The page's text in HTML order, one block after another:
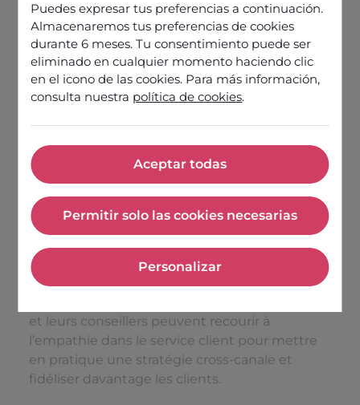
Puedes expresar tus preferencias a continuación.
Almacenaremos tus preferencias de cookies
durante 6 meses. Tu consentimiento puede ser
eliminado en cualquier momento haciendo clic
en el icono de las cookies. Para más información,
consulta nuestra política de cookies.
Aceptar todas
Aceptar todas
Permitir solo las cookies necesarias
Permitir solo las cookies
Personalizar
Personalizar
canales
Manifester de l’empathie encourage
les conseillers à penser latéralement
Découvrir nos offres
Les progrès technologiques ont entraîné une
évolution rapide du rôle du centre de contacts
comme facteur de valeur commerciale. De nos
jours, savoir faire preuve d’empathie dans le
service client permet d’améliorer l’expérience
et leurs conseillers peuvent recourir à
l’empathie dans le service client pour mettre
en pratique une stratégie cross-canale et
fidéliser davantage les clients.